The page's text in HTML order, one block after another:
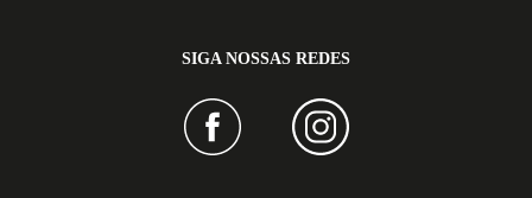
SIGA NOSSAS REDES